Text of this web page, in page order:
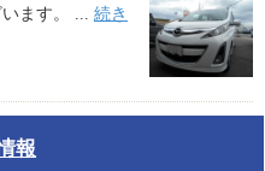
ます。 ... 続き
報